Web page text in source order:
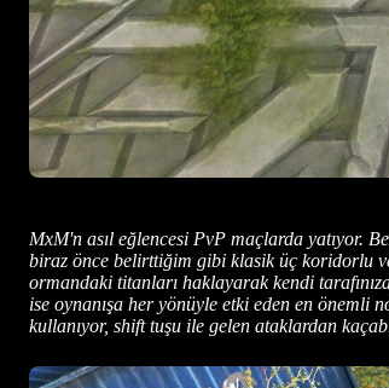
MxM'n asıl eğlencesi PvP maçlarda yatıyor.
biraz önce belirttiğim gibi klasik üç koridorlu
ormandaki titanları haklayarak kendi
ise oynanışa her yönüyle etki eden en
kullanıyor, shift tuşu ile gelen ataklardan